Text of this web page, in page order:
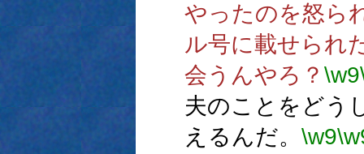
やったのを怒ら
ル号に載せられ
会うんやろ？ \w9
夫のことをどう
えるんだ。 \w9